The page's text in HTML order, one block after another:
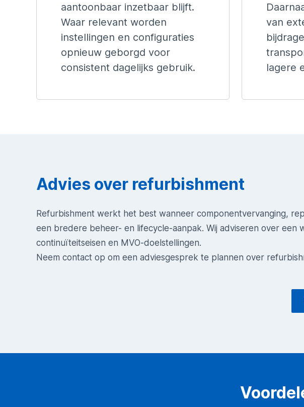
aantoonbaar inzetbaar blijft.
Waar relevant worden
instellingen en configuraties
opnieuw geborgd voor
consistent dagelijks gebruik.
van
lagere
Advies over refurbishment
Refurbishment werkt het best wanneer componentvervanging,
een bredere beheer- en lifecycle-aanpak. Wij adviseren over een
continuïteitseisen en MVO-doelstellingen.
Neem contact op om een adviesgesprek te plannen over